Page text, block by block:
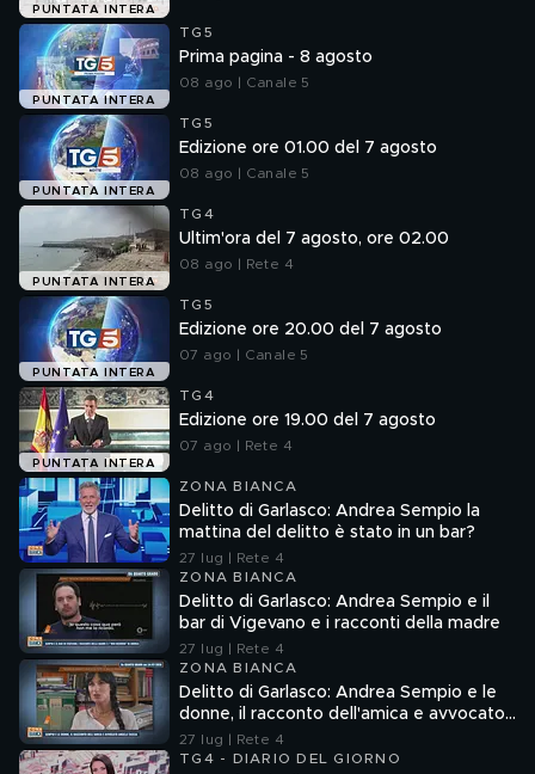
PUNTATA INTERA
PUNTATA INTERA
TG5
Prima pagina - 8 agosto
08 ago | Canale 5
PUNTATA INTERA
TG5
Edizione ore 01.00 del 7 agosto
08 ago | Canale 5
PUNTATA INTERA
TG4
Ultim'ora del 7 agosto, ore 02.00
08 ago | Rete 4
PUNTATA INTERA
TG5
Edizione ore 20.00 del 7 agosto
07 ago | Canale 5
PUNTATA INTERA
TG4
Edizione ore 19.00 del 7 agosto
07 ago | Rete 4
ZONA BIANCA
Delitto di Garlasco: Andrea Sempio la
mattina del delitto è stato in un bar?
27 lug | Rete 4
ZONA BIANCA
Delitto di Garlasco: Andrea Sempio e il
bar di Vigevano e i racconti della madre
27 lug | Rete 4
ZONA BIANCA
Delitto di Garlasco: Andrea Sempio e le
donne, il racconto dell'amica e avvocato
Angela Taccia
27 lug | Rete 4
TG4 - DIARIO DEL GIORNO